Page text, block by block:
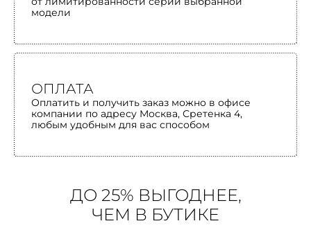
модели
ОПЛАТА
Оплатить и получить заказ можно в офисе
компании по адресу Москва, Сретенка 4,
любым удобным для вас способом
ДО 25% ВЫГОДНЕЕ,
ЧЕМ В БУТИКЕ